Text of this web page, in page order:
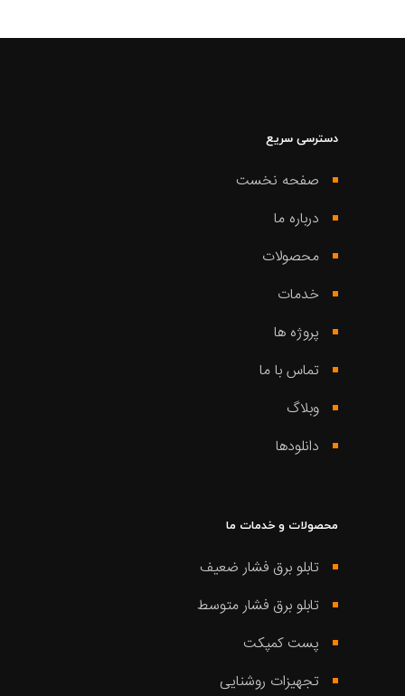
دسترسی سریع
صفحه نخست
درباره ما
محصولات
خدمات
پروژه ها
تماس با ما
وبلاگ
دانلودها
محصولات و خدمات ما
تابلو برق فشار ضعیف
تابلو برق فشار متوسط
پست کمپکت
تجهیزات روشنایی